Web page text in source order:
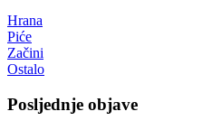
Hrana
Piće
Začini
Ostalo
Posljednje objave